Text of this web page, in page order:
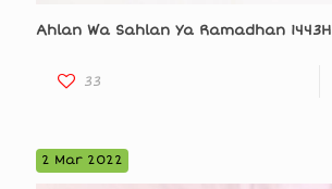
Ahlan Wa Sahlan Ya Ramadhan 1443H
33
2 Mar 2022